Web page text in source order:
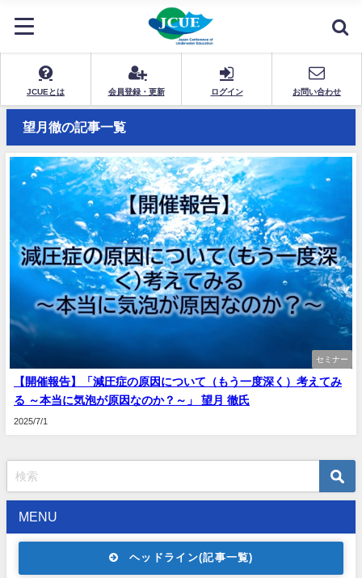
JCUEとは 会員登録・更新 ログイン お問い合わせ
望月徹の記事一覧
セミナー
【開催報告】「減圧症の原因について（もう一度深く）考えてみ
る ～本当に気泡が原因なのか？～」 望月 徹氏
2025/7/1
MENU
ヘッドライン(記事一覧)